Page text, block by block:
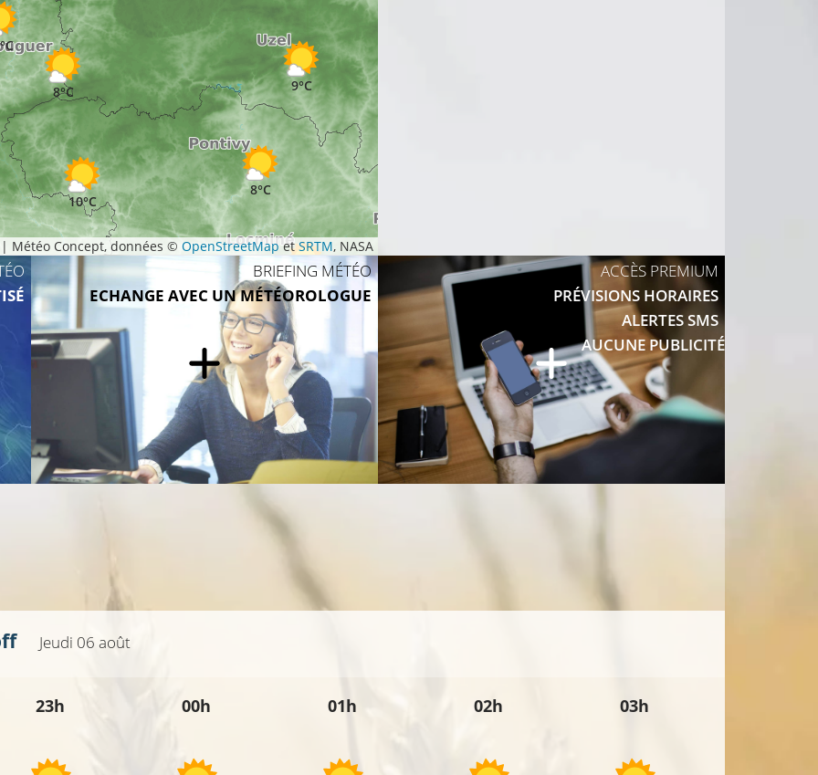
10°C
13°C
8°C
8°C
10°C
13°C
8°C
9°C
9°C
9°C
| Météo Concept, données © OpenStreetMapetSRTM, NASA
BRIEFING MÉTÉO
ECHANGE AVEC UN MÉTÉOROLOGUE
ACCÈS PREMIUM
PRÉVISIONS HORAIRES
ALERTES SMS
AUCUNE PUBLICITÉ
Jeudi 06 août
23h 00h 01h 02h 03h